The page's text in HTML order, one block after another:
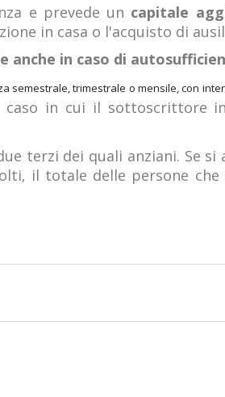
e prevede un capitale
in casa o l'acquisto di
anche in caso di
semestrale, trimestrale o mensile, con
caso in cui il sottoscrittore
terzi dei quali anziani. Se si
il totale delle persone